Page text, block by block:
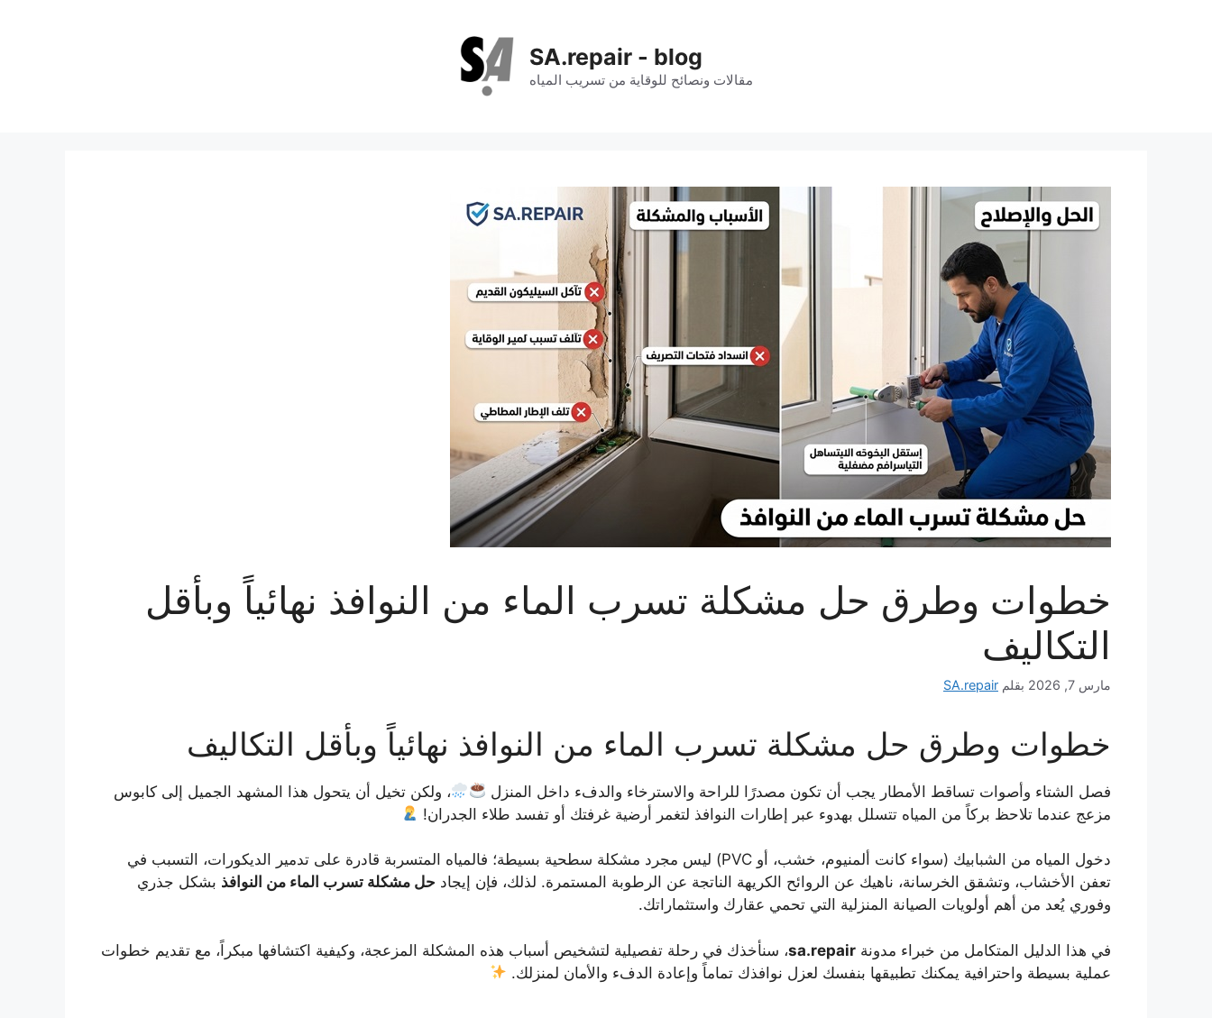
SA.repair - blog
مقالات ونصائح للوقاية من تسريب المياه
خطوات وطرق حل مشكلة تسرب الماء من النوافذ نهائياً وبأقل
التكاليف
مارس 7, 2026 بقلم SA.repair
خطوات وطرق حل مشكلة تسرب الماء من النوافذ نهائياً وبأقل التكاليف
فصل الشتاء وأصوات تساقط الأمطار يجب أن تكون مصدرًا للراحة والاسترخاء والدفء داخل المنزل
، ولكن تخيل أن يتحول هذا المشهد الجميل إلى كابوس
مزعج عندما تلاحظ بركاً من المياه تتسلل بهدوء عبر إطارات النوافذ لتغمر أرضية غرفتك أو تفسد طلاء الجدران!
دخول المياه من الشبابيك (سواء كانت ألمنيوم، خشب، أو PVC) ليس مجرد مشكلة سطحية بسيطة؛ فالمياه المتسربة قادرة على تدمير الديكورات، التسبب في
تعفن الأخشاب، وتشقق الخرسانة، ناهيك عن الروائح الكريهة الناتجة عن الرطوبة المستمرة. لذلك، فإن إيجاد حل مشكلة تسرب الماء من النوافذ بشكل جذري
وفوري يُعد من أهم أولويات الصيانة المنزلية التي تحمي عقارك واستثماراتك.
في هذا الدليل المتكامل من خبراء مدونة sa.repair، سنأخذك في رحلة تفصيلية لتشخيص أسباب هذه المشكلة المزعجة، وكيفية اكتشافها مبكراً، مع تقديم خطوات
عملية بسيطة واحترافية يمكنك تطبيقها بنفسك لعزل نوافذك تماماً وإعادة الدفء والأمان لمنزلك.